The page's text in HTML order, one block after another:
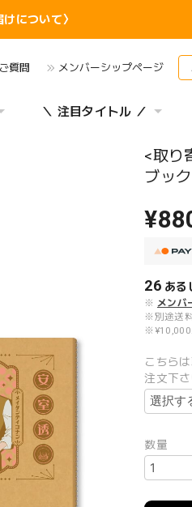
について〉
質問 メンバーシップページ
＼ 注目タイトル ／
<取り
ブッ
26 ある
※ メンバ
※別途送
※¥10,000
こちら
注文下
数量